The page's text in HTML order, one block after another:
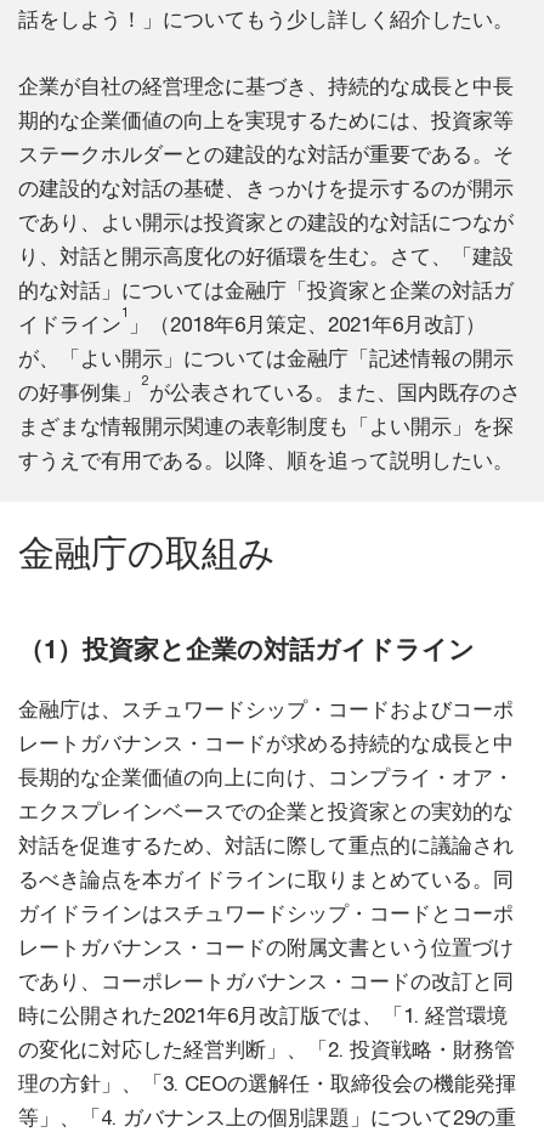
話をしよう！」についてもう少し詳しく紹介したい。
企業が自社の経営理念に基づき、持続的な成長と中長
期的な企業価値の向上を実現するためには、投資家等
ステークホルダーとの建設的な対話が重要である。そ
の建設的な対話の基礎、きっかけを提示するのが開示
であり、よい開示は投資家との建設的な対話につなが
り、対話と開示高度化の好循環を生む。さて、「建設
的な対話」については金融庁「投資家と企業の対話ガ
イドライン
1
」（2018年6月策定、2021年6月改訂）
が、「よい開示」については金融庁「記述情報の開示
の好事例集」
2
が公表されている。また、国内既存のさ
まざまな情報開示関連の表彰制度も「よい開示」を探
すうえで有用である。以降、順を追って説明したい。
金融庁の取組み
（1）投資家と企業の対話ガイドライン
金融庁は、スチュワードシップ・コードおよびコーポ
レートガバナンス・コードが求める持続的な成長と中
長期的な企業価値の向上に向け、コンプライ・オア・
エクスプレインベースでの企業と投資家との実効的な
対話を促進するため、対話に際して重点的に議論され
るべき論点を本ガイドラインに取りまとめている。同
ガイドラインはスチュワードシップ・コードとコーポ
レートガバナンス・コードの附属文書という位置づけ
であり、コーポレートガバナンス・コードの改訂と同
時に公開された2021年6月改訂版では、「1. 経営環境
の変化に対応した経営判断」、「2. 投資戦略・財務管
理の方針」、「3. CEOの選解任・取締役会の機能発揮
等」、「4. ガバナンス上の個別課題」について29の重